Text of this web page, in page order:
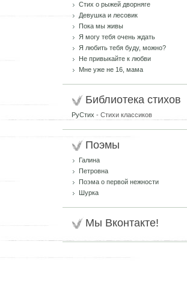
Стих о рыжей дворняге
Девушка и лесовик
Пока мы живы
Я могу тебя очень ждать
Я любить тебя буду, можно?
Не привыкайте к любви
Мне уже не 16, мама
Библиотека стихов
РуСтих - Стихи классиков
Поэмы
Галина
Петровна
Поэма о первой нежности
Шурка
Мы Вконтакте!